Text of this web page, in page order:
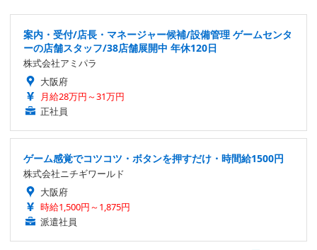
案内・受付/店長・マネージャー候補/設備管理 ゲームセンタ
ーの店舗スタッフ/38店舗展開中 年休120日
株式会社アミパラ
大阪府
月給28万円～31万円
正社員
ゲーム感覚でコツコツ・ボタンを押すだけ・時間給1500円
株式会社ニチギワールド
大阪府
時給1,500円～1,875円
派遣社員